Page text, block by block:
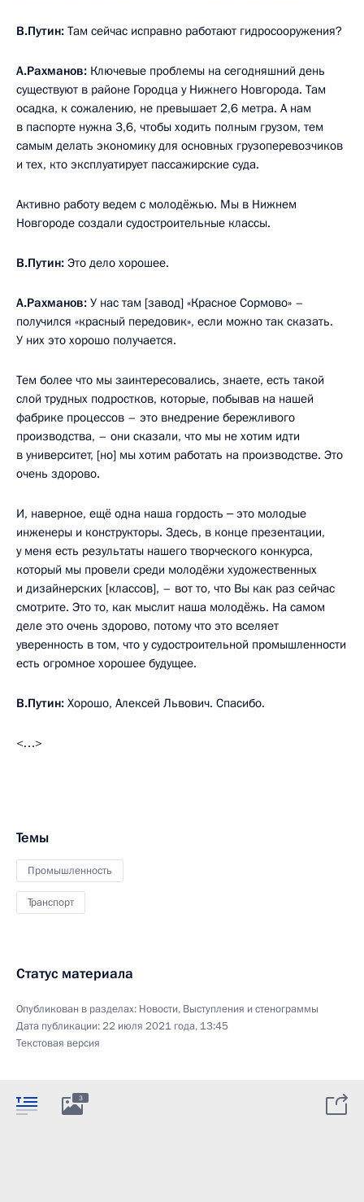
В.Путин: Там сейчас исправно работают гидросооружения?
А.Рахманов: Ключевые проблемы на сегодняшний день
существуют в районе Городца у Нижнего Новгорода. Там
осадка, к сожалению, не превышает 2,6 метра. А нам
в паспорте нужна 3,6, чтобы ходить полным грузом, тем
самым делать экономику для основных грузоперевозчиков
и тех, кто эксплуатирует пассажирские суда.
Активно работу ведем с молодёжью. Мы в Нижнем
Новгороде создали судостроительные классы.
В.Путин: Это дело хорошее.
А.Рахманов: У нас там [завод] «Красное Сормово» –
получился «красный передовик», если можно так сказать.
У них это хорошо получается.
Тем более что мы заинтересовались, знаете, есть такой
слой трудных подростков, которые, побывав на нашей
фабрике процессов – это внедрение бережливого
производства, – они сказали, что мы не хотим идти
в университет, [но] мы хотим работать на производстве. Это
очень здорово.
И, наверное, ещё одна наша гордость ‒ это молодые
инженеры и конструкторы. Здесь, в конце презентации,
у меня есть результаты нашего творческого конкурса,
который мы провели среди молодёжи художественных
и дизайнерских [классов], – вот то, что Вы как раз сейчас
смотрите. Это то, как мыслит наша молодёжь. На самом
деле это очень здорово, потому что это вселяет
уверенность в том, что у судостроительной промышленности
есть огромное хорошее будущее.
В.Путин: Хорошо, Алексей Львович. Спасибо.
<…>
Темы
Промышленность
Транспорт
Статус материала
Опубликован в разделах: Новости, Выступления и стенограммы
Дата публикации:22 июля 2021 года, 13:45
Текстовая версия
3